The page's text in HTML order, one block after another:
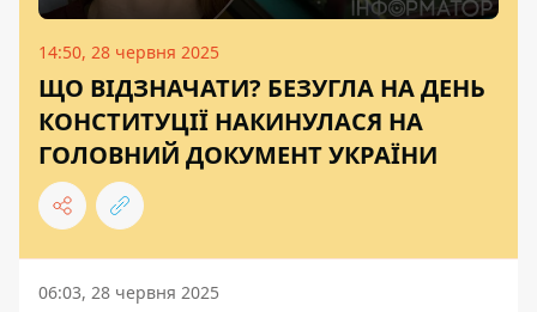
14:50, 28 червня 2025
ЩО ВІДЗНАЧАТИ? БЕЗУГЛА НА ДЕНЬ
КОНСТИТУЦІЇ НАКИНУЛАСЯ НА
ГОЛОВНИЙ ДОКУМЕНТ УКРАЇНИ
06:03, 28 червня 2025